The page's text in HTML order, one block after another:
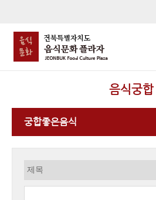
음식궁합
궁합좋은음식